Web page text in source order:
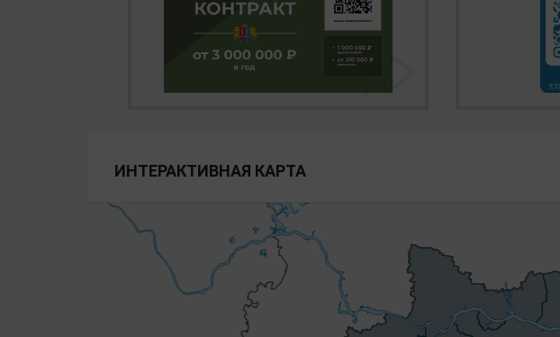
ИНТЕРАКТИВНАЯ КАРТА